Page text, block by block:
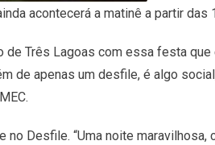
acontecerá a matinê a partir
de Três Lagoas com essa festa
de apenas um desfile, é algo
no Desfile. “Uma noite